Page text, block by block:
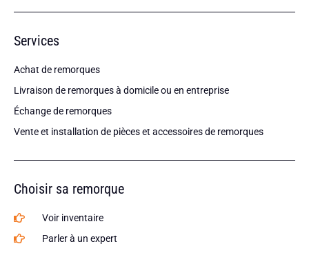
Services
Achat de remorques
Livraison de remorques à domicile ou en entreprise
Échange de remorques
Vente et installation de pièces et accessoires de remorques
Choisir sa remorque
Voir inventaire
Parler à un expert